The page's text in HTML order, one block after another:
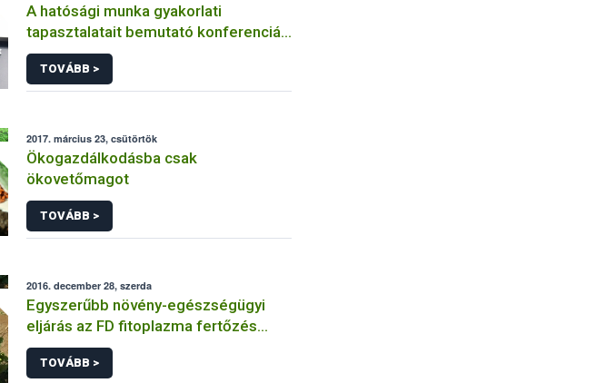
A hatósági munka gyakorlati
tapasztalatait bemutató konferenciát
tartottak az Állatorvostudományi
Egyetemen
TOVÁBB >
2017. március 23, csütörtök
Ökogazdálkodásba csak
ökovetőmagot
TOVÁBB >
2016. december 28, szerda
Egyszerűbb növény-egészségügyi
eljárás az FD fitoplazma fertőzés
terjedésének megakadályozására
TOVÁBB >